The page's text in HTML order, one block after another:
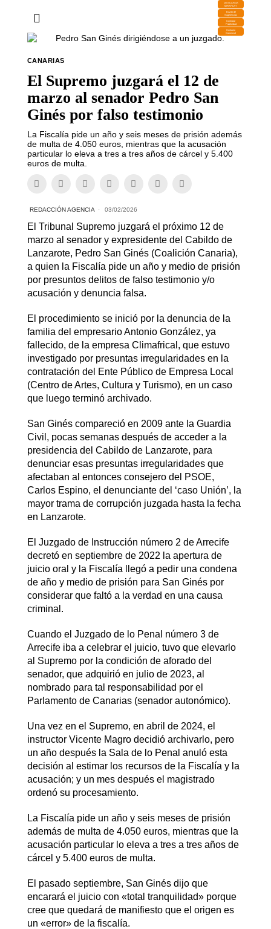
DESCARGA
MIRAPLAY
Buzón de
Sugerencias
Contratar
Publicidad
Contacto
Comercial
CANARIAS
El Supremo juzgará el 12 de
marzo al senador Pedro San
Ginés por falso testimonio
La Fiscalía pide un año y seis meses de prisión además
de multa de 4.050 euros, mientras que la acusación
particular lo eleva a tres a tres años de cárcel y 5.400
euros de multa.
REDACCIÓN AGENCIA 03/02/2026
El Tribunal Supremo juzgará el próximo 12 de
marzo al senador y expresidente del Cabildo de
Lanzarote, Pedro San Ginés (Coalición Canaria),
a quien la Fiscalía pide un año y medio de prisión
por presuntos delitos de falso testimonio y/o
acusación y denuncia falsa.
El procedimiento se inició por la denuncia de la
familia del empresario Antonio González, ya
fallecido, de la empresa Climafrical, que estuvo
investigado por presuntas irregularidades en la
contratación del Ente Público de Empresa Local
(Centro de Artes, Cultura y Turismo), en un caso
que luego terminó archivado.
San Ginés compareció en 2009 ante la Guardia
Civil, pocas semanas después de acceder a la
presidencia del Cabildo de Lanzarote, para
denunciar esas presuntas irregularidades que
afectaban al entonces consejero del PSOE,
Carlos Espino, el denunciante del ‘caso Unión’, la
mayor trama de corrupción juzgada hasta la fecha
en Lanzarote.
El Juzgado de Instrucción número 2 de Arrecife
decretó en septiembre de 2022 la apertura de
juicio oral y la Fiscalía llegó a pedir una condena
de año y medio de prisión para San Ginés por
considerar que faltó a la verdad en una causa
criminal.
Cuando el Juzgado de lo Penal número 3 de
Arrecife iba a celebrar el juicio, tuvo que elevarlo
al Supremo por la condición de aforado del
senador, que adquirió en julio de 2023, al
nombrado para tal responsabilidad por el
Parlamento de Canarias (senador autonómico).
Una vez en el Supremo, en abril de 2024, el
instructor Vicente Magro decidió archivarlo, pero
un año después la Sala de lo Penal anuló esta
decisión al estimar los recursos de la Fiscalía y la
acusación; y un mes después el magistrado
ordenó su procesamiento.
La Fiscalía pide un año y seis meses de prisión
además de multa de 4.050 euros, mientras que la
acusación particular lo eleva a tres a tres años de
cárcel y 5.400 euros de multa.
El pasado septiembre, San Ginés dijo que
encarará el juicio con «total tranquilidad» porque
cree que quedará de manifiesto que el origen es
un «error» de la fiscalía.